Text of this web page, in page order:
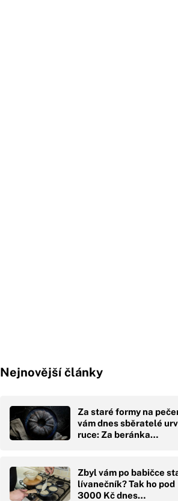
Nejnovější články
Za staré formy na
vám dnes sběratelé
ruce: Za beránka…
Zbyl vám po babičce
lívanečník? Tak ho pod
3000 Kč dnes…